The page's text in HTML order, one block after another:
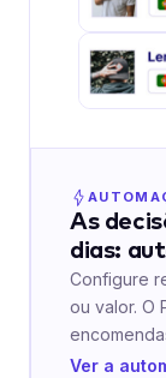
As
dias:
Configure
ou valor. O
Ver a